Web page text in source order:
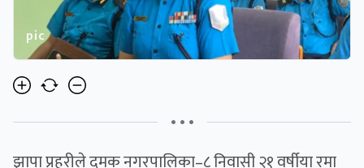
pic
• • •
झापा प्रहरीले दमक नगरपालिका–८ निवासी २१ वर्षीया रमा